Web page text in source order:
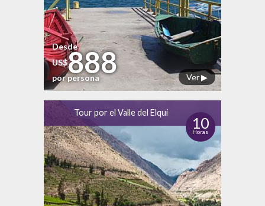
Ver ▶
Desde
US$888
por persona
Tour por el Valle del Elqui
10
Horas